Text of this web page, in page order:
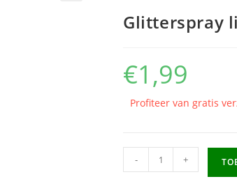
Glitterspray
€1,99
Profiteer van gratis
Glitterspray
lichaam/haar
- +